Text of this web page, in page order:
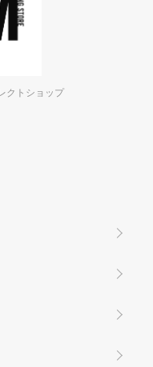
クトショップ